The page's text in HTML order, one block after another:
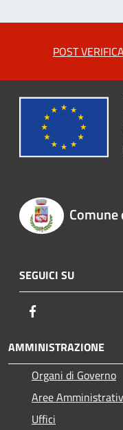
POST
Comune
SEGUICI SU
AMMINISTRAZIONE
Organi di Governo
Aree
Uffici